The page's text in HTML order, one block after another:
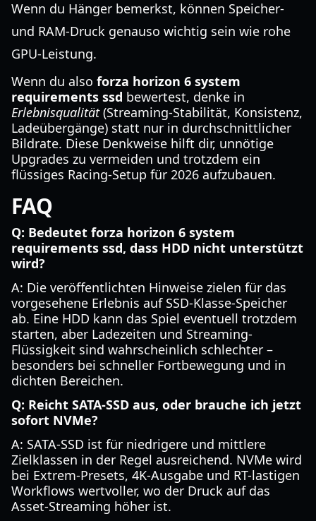
Wenn du Hänger bemerkst, können Speicher-
und RAM-Druck genauso wichtig sein wie rohe
GPU-Leistung.
Wenn du also forza horizon 6 system
requirements ssd bewertest, denke in
Erlebnisqualität(Streaming-Stabilität, Konsistenz,
Ladeübergänge) statt nur in durchschnittlicher
Bildrate. Diese Denkweise hilft dir, unnötige
Upgrades zu vermeiden und trotzdem ein
flüssiges Racing-Setup für 2026 aufzubauen.
FAQ
Q: Bedeutet forza horizon 6 system
requirements ssd, dass HDD nicht unterstützt
wird?
A: Die veröffentlichten Hinweise zielen für das
vorgesehene Erlebnis auf SSD-Klasse-Speicher
ab. Eine HDD kann das Spiel eventuell trotzdem
starten, aber Ladezeiten und Streaming-
Flüssigkeit sind wahrscheinlich schlechter –
besonders bei schneller Fortbewegung und in
dichten Bereichen.
Q: Reicht SATA-SSD aus, oder brauche ich jetzt
sofort NVMe?
A: SATA-SSD ist für niedrigere und mittlere
Zielklassen in der Regel ausreichend. NVMe wird
bei Extrem-Presets, 4K-Ausgabe und RT-lastigen
Workflows wertvoller, wo der Druck auf das
Asset-Streaming höher ist.